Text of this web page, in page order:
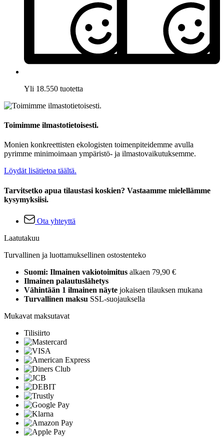
Yli 18.550 tuotetta
Toimimme ilmastotietoisesti.
Monien konkreettisten ekologisten toimenpiteidemme avulla
pyrimme minimoimaan ympäristö- ja ilmastovaikutuksemme.
Löydät lisätietoa täältä.
Tarvitsetko apua tilaustasi koskien? Vastaamme mielellämme
kysymyksiisi.
Ota yhteyttä
Laatutakuu
Turvallinen ja luottamuksellinen ostostenteko
Suomi: Ilmainen vakiotoimitus alkaen 79,90 €
Ilmainen palautuslähetys
Vähintään 1 ilmainen näyte jokaisen tilauksen mukana
Turvallinen maksu SSL-suojauksella
Mukavat maksutavat
Tilisiirto